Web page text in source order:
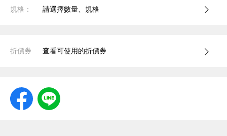
規格： 請選擇數量、規格
折價券 查看可使用的折價券